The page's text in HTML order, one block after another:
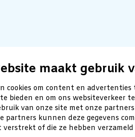
maakt gebruik
cookies om content en
bieden en om ons websiteverkeer
van onze site met onze
partners kunnen deze gegevens
verstrekt of die ze hebben